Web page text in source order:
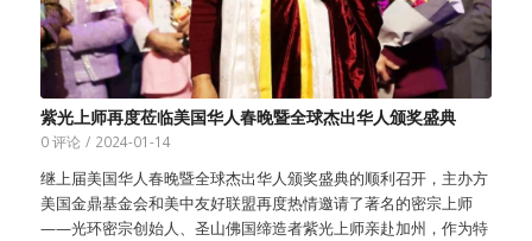
紫光上师再度莅临美国华人春晚暨全球杰出华人颁奖盛典
0 评论 / 2024-01-14
继上届美国华人春晚暨全球杰出华人颁奖盛典的顺利召开，主办方
美国金鼎基金会和美中友好联盟再度热情邀请了著名的密宗上师
——光环密宗创始人、圣山佛国缔造者紫光上师亲赴加州，作为特